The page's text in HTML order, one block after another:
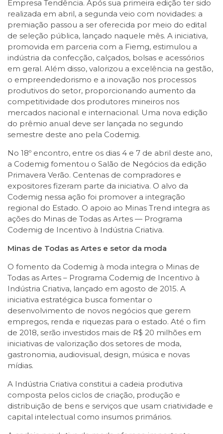
Empresa Tendência. Após sua primeira edição ter sido
realizada em abril, a segunda veio com novidades: a
premiação passou a ser oferecida por meio do edital
de seleção pública, lançado naquele mês. A iniciativa,
promovida em parceria com a Fiemg, estimulou a
indústria da confecção, calçados, bolsas e acessórios
em geral. Além disso, valorizou a excelência na gestão,
o empreendedorismo e a inovação nos processos
produtivos do setor, proporcionando aumento da
competitividade dos produtores mineiros nos
mercados nacional e internacional. Uma nova edição
do prêmio anual deve ser lançada no segundo
semestre deste ano pela Codemig.
No 18º encontro, entre os dias 4 e 7 de abril deste ano,
a Codemig fomentou o Salão de Negócios da edição
Primavera Verão. Centenas de compradores e
expositores fizeram parte da iniciativa. O alvo da
Codemig nessa ação foi promover a integração
regional do Estado. O apoio ao Minas Trend integra as
ações do Minas de Todas as Artes — Programa
Codemig de Incentivo à Indústria Criativa.
Minas de Todas as Artes e setor da moda
O fomento da Codemig à moda integra o Minas de
Todas as Artes – Programa Codemig de Incentivo à
Indústria Criativa, lançado em agosto de 2015. A
iniciativa estratégica busca fomentar o
desenvolvimento de novos negócios que gerem
empregos, renda e riquezas para o estado. Até o fim
de 2018, serão investidos mais de R$ 20 milhões em
iniciativas de valorização dos setores de moda,
gastronomia, audiovisual, design, música e novas
mídias.
A Indústria Criativa constitui a cadeia produtiva
composta pelos ciclos de criação, produção e
distribuição de bens e serviços que usam criatividade e
capital intelectual como insumos primários.